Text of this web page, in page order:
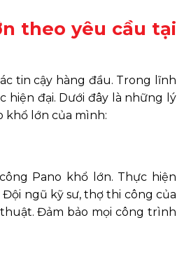
theo yêu cầu tại
tin cậy hàng đầu. Trong lĩnh
hiện đại. Dưới đây là những lý
khổ lớn của mình:
Pano khổ lớn. Thực hiện
ngũ kỹ sư, thợ thi công của
Đảm bảo mọi công trình